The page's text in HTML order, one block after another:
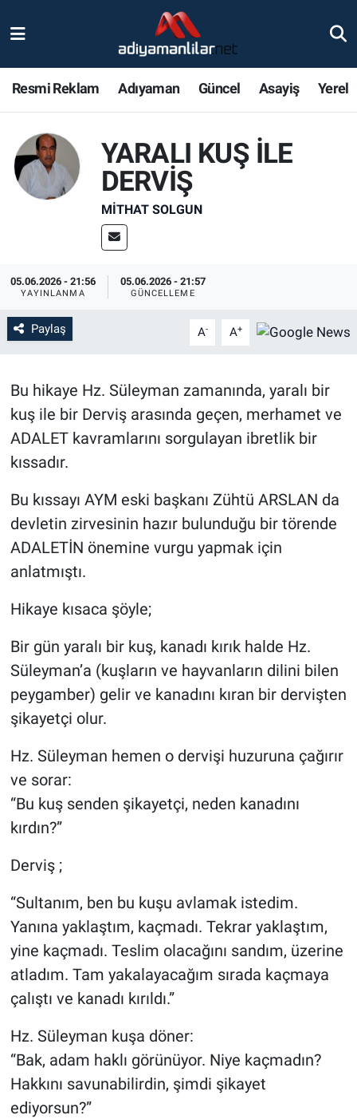
Resmi Reklam Adıyaman Güncel Asayiş Yerel
YARALI KUŞ İLE
DERVİŞ
MITHAT SOLGUN
05.06.2026 - 21:56
YAYINLANMA
05.06.2026 - 21:57
GÜNCELLEME
Paylaş A- A+
Bu hikaye Hz. Süleyman zamanında, yaralı bir
kuş ile bir Derviş arasında geçen, merhamet ve
ADALET kavramlarını sorgulayan ibretlik bir
kıssadır.
Bu kıssayı AYM eski başkanı Zühtü ARSLAN da
devletin zirvesinin hazır bulunduğu bir törende
ADALETİN önemine vurgu yapmak için
anlatmıştı.
Hikaye kısaca şöyle;
Bir gün yaralı bir kuş, kanadı kırık halde Hz.
Süleyman’a (kuşların ve hayvanların dilini bilen
peygamber) gelir ve kanadını kıran bir dervişten
şikayetçi olur.
Hz. Süleyman hemen o dervişi huzuruna çağırır
ve sorar:
“Bu kuş senden şikayetçi, neden kanadını
kırdın?”
Derviş ;
“Sultanım, ben bu kuşu avlamak istedim.
Yanına yaklaştım, kaçmadı. Tekrar yaklaştım,
yine kaçmadı. Teslim olacağını sandım, üzerine
atladım. Tam yakalayacağım sırada kaçmaya
çalıştı ve kanadı kırıldı.”
Hz. Süleyman kuşa döner:
“Bak, adam haklı görünüyor. Niye kaçmadın?
Hakkını savunabilirdin, şimdi şikayet
ediyorsun?”
Röportajlar
Magazin
Bölge Haberleri
Sağlık
Özel Haber
Kültür Sanat
Eğitim
Ekonomi
Yaşam
Şambayat Haber
Nöbetçi Eczaneler
Adiyaman Namaz Vakitleri
Trafik Durumu
Süper Lig Puan Durumu ve Fikstür
Haber Arşivi